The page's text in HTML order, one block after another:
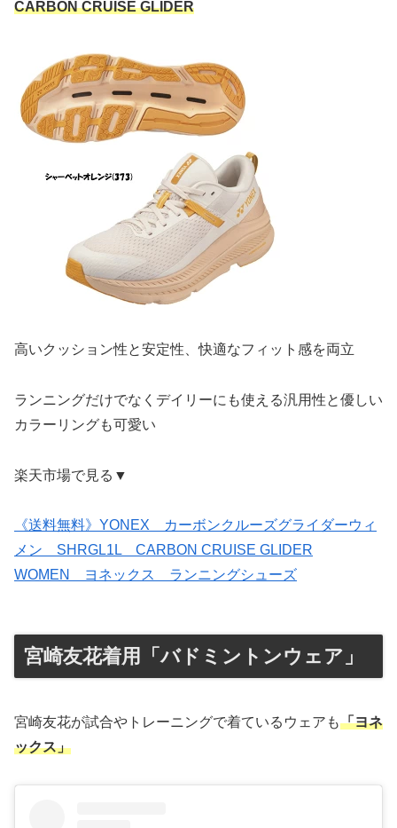
CARBON CRUISE GLIDER
高いクッション性と安定性、快適なフィット感を両立
ランニングだけでなくデイリーにも使える汎用性と優しい
カラーリングも可愛い
楽天市場で見る▼
《送料無料》YONEX カーボンクルーズグライダーウィ
メン SHRGL1L CARBON CRUISE GLIDER
WOMEN ヨネックス ランニングシューズ
宮崎友花着用「バドミントンウェア」
宮崎友花が試合やトレーニングで着ているウェアも「ヨネ
ックス」